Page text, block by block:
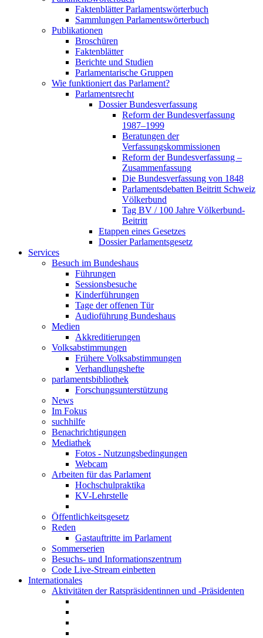
Faktenblätter Parlamentswörterbuch
Sammlungen Parlamentswörterbuch
Publikationen
Broschüren
Faktenblätter
Berichte und Studien
Parlamentarische Gruppen
Wie funktioniert das Parlament?
Parlamentsrecht
Dossier Bundesverfassung
Reform der Bundesverfassung
1987–1999
Beratungen der
Verfassungskommissionen
Reform der Bundesverfassung –
Zusammenfassung
Die Bundesverfassung von 1848
Parlamentsdebatten Beitritt Schweiz
Völkerbund
Tag BV / 100 Jahre Völkerbund-
Beitritt
Etappen eines Gesetzes
Dossier Parlamentsgesetz
Services
Besuch im Bundeshaus
Führungen
Sessionsbesuche
Kinderführungen
Tage der offenen Tür
Audioführung Bundeshaus
Medien
Akkreditierungen
Volksabstimmungen
Frühere Volksabstimmungen
Verhandlungshefte
parlamentsbibliothek
Forschungsunterstützung
News
Im Fokus
suchhilfe
Benachrichtigungen
Mediathek
Fotos - Nutzungsbedingungen
Webcam
Arbeiten für das Parlament
Hochschulpraktika
KV-Lehrstelle
Öffentlichkeitsgesetz
Reden
Gastauftritte im Parlament
Sommerserien
Besuchs- und Informationszentrum
Code Live-Stream einbetten
Internationales
Aktivitäten der Ratspräsidentinnen und -Präsidenten